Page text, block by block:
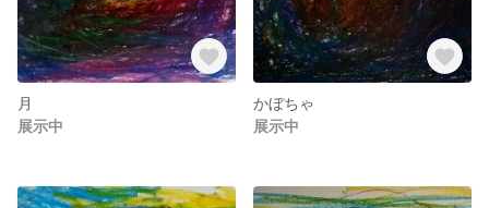
月
展示中
かぼちゃ
展示中